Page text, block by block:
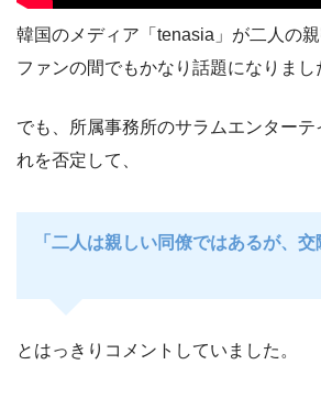
韓国のメディア「tenasia」が二人の親
ファンの間でもかなり話題になりまし
でも、所属事務所のサラムエンターテ
れを否定して、
「二人は親しい同僚ではあるが、交
とはっきりコメントしていました。